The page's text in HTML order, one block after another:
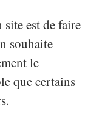
est de faire
souhaite
le
que certains